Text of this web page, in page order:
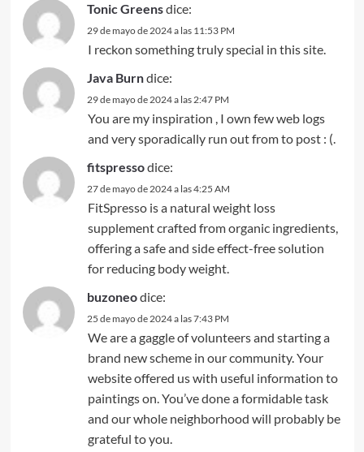
Tonic Greensdice:
29 de mayo de 2024 a las 11:53 PM
I reckon something truly special in this site.
Java Burndice:
29 de mayo de 2024 a las 2:47 PM
You are my inspiration , I own few web logs
and very sporadically run out from to post : (.
fitspressodice:
27 de mayo de 2024 a las 4:25 AM
FitSpresso is a natural weight loss
supplement crafted from organic ingredients,
offering a safe and side effect-free solution
for reducing body weight.
buzoneodice:
25 de mayo de 2024 a las 7:43 PM
We are a gaggle of volunteers and starting a
brand new scheme in our community. Your
website offered us with useful information to
paintings on. You’ve done a formidable task
and our whole neighborhood will probably be
grateful to you.